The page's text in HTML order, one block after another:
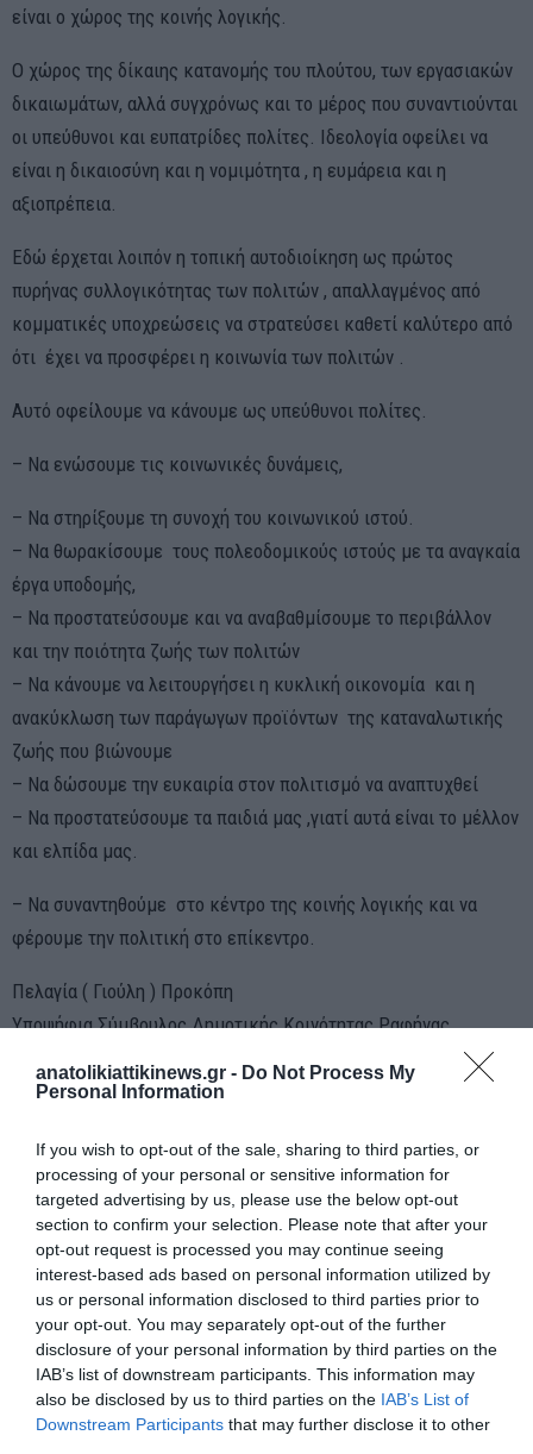
anatolikiattikinews.gr - Do Not Process My
Personal Information
If you wish to opt-out of the sale, sharing to third parties, or
processing of your personal or sensitive information for
targeted advertising by us, please use the below opt-out
section to confirm your selection. Please note that after your
opt-out request is processed you may continue seeing
interest-based ads based on personal information utilized by
us or personal information disclosed to third parties prior to
your opt-out. You may separately opt-out of the further
disclosure of your personal information by third parties on the
IAB’s list of downstream participants. This information may
also be disclosed by us to third parties on the IAB’s List of
Downstream Participants that may further disclose it to other
είναι ο χώρος της κοινής λογικής.
Ο χώρος της δίκαιης κατανομής του πλούτου, των εργασιακών
δικαιωμάτων, αλλά συγχρόνως και το μέρος που συναντιούνται
οι υπεύθυνοι και ευπατρίδες πολίτες. Ιδεολογία οφείλει να
είναι η δικαιοσύνη και η νομιμότητα , η ευμάρεια και η
αξιοπρέπεια.
Εδώ έρχεται λοιπόν η τοπική αυτοδιοίκηση ως πρώτος
πυρήνας συλλογικότητας των πολιτών , απαλλαγμένος από
κομματικές υποχρεώσεις να στρατεύσει καθετί καλύτερο από
ότι έχει να προσφέρει η κοινωνία των πολιτών .
Αυτό οφείλουμε να κάνουμε ως υπεύθυνοι πολίτες.
– Να ενώσουμε τις κοινωνικές δυνάμεις,
– Να στηρίξουμε τη συνοχή του κοινωνικού ιστού.
– Να θωρακίσουμε τους πολεοδομικούς ιστούς με τα αναγκαία
έργα υποδομής,
– Να προστατεύσουμε και να αναβαθμίσουμε το περιβάλλον
και την ποιότητα ζωής των πολιτών
– Να κάνουμε να λειτουργήσει η κυκλική οικονομία και η
ανακύκλωση των παράγωγων προϊόντων της καταναλωτικής
ζωής που βιώνουμε
– Να δώσουμε την ευκαιρία στον πολιτισμό να αναπτυχθεί
– Να προστατεύσουμε τα παιδιά μας ,γιατί αυτά είναι το μέλλον
και ελπίδα μας.
– Να συναντηθούμε στο κέντρο της κοινής λογικής και να
φέρουμε την πολιτική στο επίκεντρο.
Πελαγία ( Γιούλη ) Προκόπη
Υποψήφια Σύμβουλος Δημοτικής Κοινότητας Ραφήνας
Προϊσταμένη τμήματος επιστασίας-κίνησης- εξοπλισμού 1ης
Υγειονομοκής Περιφέρειας
ΠΡΟΗΓΟΎΜΕΝΗ ΑΝΆΡΤΗΣΗ
Ο Δημοτικός Άρχοντας, στη φωνή των δημοτών, απαντά με
πράξεις και έργα!
ΕΠΌΜΕΝΗ ΑΝΆΡΤΗΣΗ
Αν διαπιστώσεις ότι δεν έχεις τίποτε να αντιτάξεις στα
επιχειρήματα του συνομιλητή σου δεν χρειάζονται